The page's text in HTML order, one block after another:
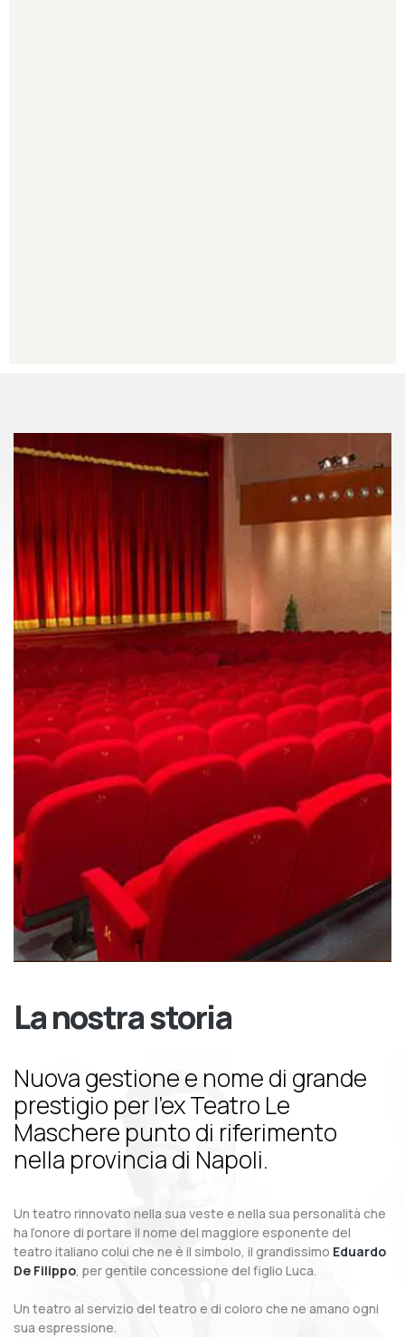
La nostra storia
Nuova gestione e nome di grande
prestigio per l’ex Teatro Le
Maschere punto di riferimento
nella provincia di Napoli.
Un teatro rinnovato nella sua veste e nella sua personalità che
ha l’onore di portare il nome del maggiore esponente del
teatro italiano colui che ne è il simbolo, il grandissimo Eduardo
De Filippo, per gentile concessione del figlio Luca.
Un teatro al servizio del teatro e di coloro che ne amano ogni
sua espressione.